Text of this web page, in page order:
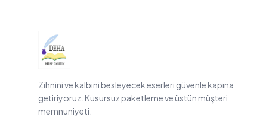
Zihnini ve kalbini besleyecek eserleri güvenle kapına
getiriyoruz. Kusursuz paketleme ve üstün müşteri
memnuniyeti.